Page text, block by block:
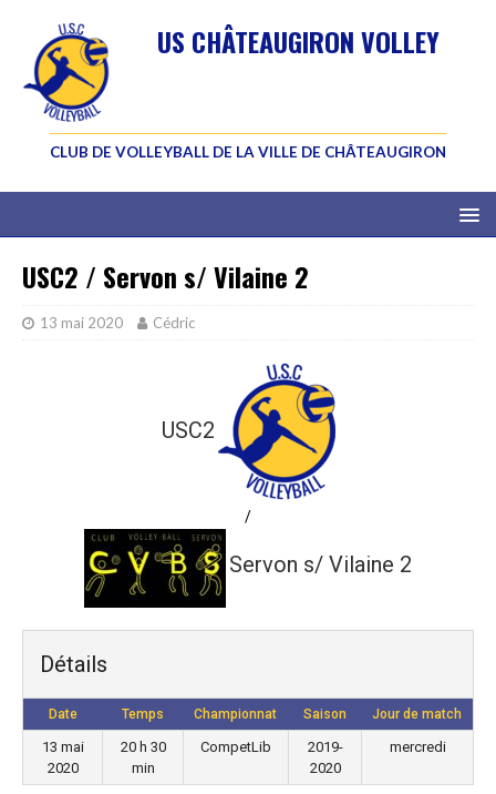
US CHÂTEAUGIRON VOLLEY
CLUB DE VOLLEYBALL DE LA VILLE DE CHÂTEAUGIRON
USC2 / Servon s/ Vilaine 2
13 mai 2020 Cédric
USC2
/
Servon s/ Vilaine 2
Détails
Date Temps Championnat Saison Jour de match
13 mai
2020
20 h 30
min
CompetLib
2019-
2020
mercredi